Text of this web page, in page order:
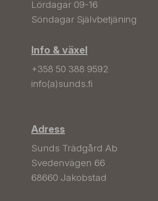
Lördagar 09-16
Söndagar Självbetjäning
Info & växel
+358 50 388 9592
info(a)sunds.fi
Adress
Sunds Trädgård Ab
Svedenvägen 66
68660 Jakobstad